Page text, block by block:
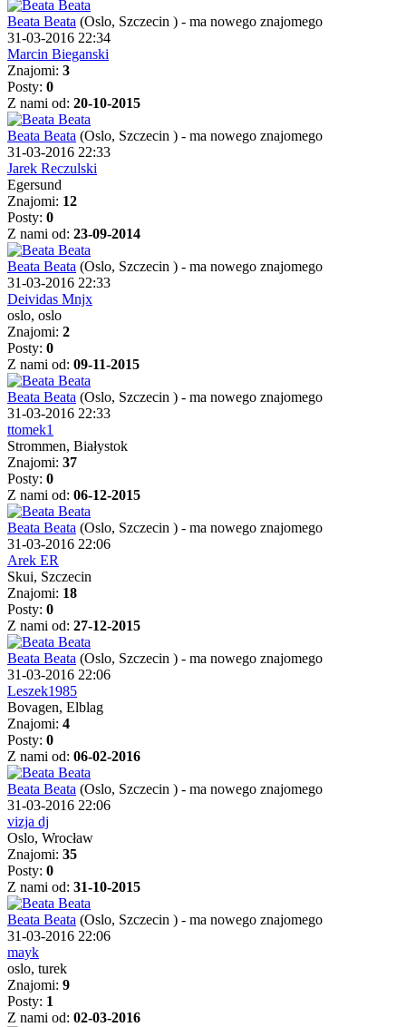
Beata Beata (Oslo, Szczecin ) - ma nowego znajomego
31-03-2016 22:34
Marcin Bieganski
Znajomi: 3
Posty: 0
Z nami od: 20-10-2015
Beata Beata (Oslo, Szczecin ) - ma nowego znajomego
31-03-2016 22:33
Jarek Reczulski
Egersund
Znajomi: 12
Posty: 0
Z nami od: 23-09-2014
Beata Beata (Oslo, Szczecin ) - ma nowego znajomego
31-03-2016 22:33
Deividas Mnjx
oslo, oslo
Znajomi: 2
Posty: 0
Z nami od: 09-11-2015
Beata Beata (Oslo, Szczecin ) - ma nowego znajomego
31-03-2016 22:33
ttomek1
Strommen, Białystok
Znajomi: 37
Posty: 0
Z nami od: 06-12-2015
Beata Beata (Oslo, Szczecin ) - ma nowego znajomego
31-03-2016 22:06
Arek ER
Skui, Szczecin
Znajomi: 18
Posty: 0
Z nami od: 27-12-2015
Beata Beata (Oslo, Szczecin ) - ma nowego znajomego
31-03-2016 22:06
Leszek1985
Bovagen, Elblag
Znajomi: 4
Posty: 0
Z nami od: 06-02-2016
Beata Beata (Oslo, Szczecin ) - ma nowego znajomego
31-03-2016 22:06
vizja dj
Oslo, Wrocław
Znajomi: 35
Posty: 0
Z nami od: 31-10-2015
Beata Beata (Oslo, Szczecin ) - ma nowego znajomego
31-03-2016 22:06
mayk
oslo, turek
Znajomi: 9
Posty: 1
Z nami od: 02-03-2016